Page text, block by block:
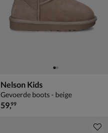
Nelson Kids
Gevoerde boots - beige
€ 59,99
59,99